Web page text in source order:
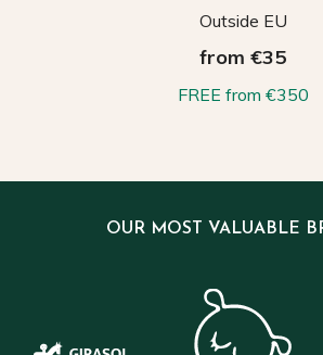
Outside EU
from €35
FREE from €350
OUR MOST VALUABLE